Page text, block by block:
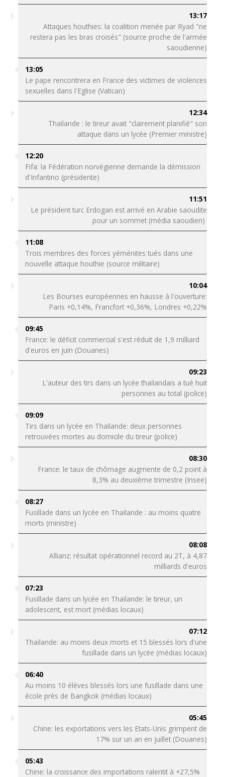
13:17
Attaques houthies: la coalition menée par Ryad "ne
restera pas les bras croisés" (source proche de l'armée
saoudienne)
13:05
Le pape rencontrera en France des victimes de violences
sexuelles dans l'Eglise (Vatican)
12:34
Thaïlande : le tireur avait "clairement planifié" son
attaque dans un lycée (Premier ministre)
12:20
Fifa: la Fédération norvégienne demande la démission
d'Infantino (présidente)
11:51
Le président turc Erdogan est arrivé en Arabie saoudite
pour un sommet (média saoudien)
11:08
Trois membres des forces yéménites tués dans une
nouvelle attaque houthie (source militaire)
10:04
Les Bourses européennes en hausse à l'ouverture:
Paris +0,14%, Francfort +0,36%, Londres +0,22%
09:45
France: le déficit commercial s'est réduit de 1,9 milliard
d'euros en juin (Douanes)
09:23
L'auteur des tirs dans un lycée thaïlandais a tué huit
personnes au total (police)
09:09
Tirs dans un lycée en Thaïlande: deux personnes
retrouvées mortes au domicile du tireur (police)
08:30
France: le taux de chômage augmente de 0,2 point à
8,3% au deuxième trimestre (Insee)
08:27
Fusillade dans un lycée en Thaïlande : au moins quatre
morts (ministre)
08:08
Allianz: résultat opérationnel record au 2T, à 4,87
milliards d'euros
07:23
Fusillade dans un lycée en Thaïlande: le tireur, un
adolescent, est mort (médias locaux)
07:12
Thaïlande: au moins deux morts et 15 blessés lors d'une
fusillade dans un lycée (médias locaux)
06:40
Au moins 10 élèves blessés lors une fusillade dans une
école près de Bangkok (médias locaux)
05:45
Chine: les exportations vers les Etats-Unis grimpent de
17% sur un an en juillet (Douanes)
05:43
Chine: la croissance des importations ralentit à +27,5%